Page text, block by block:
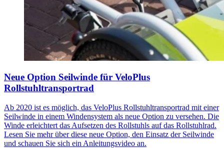
Neue Option Seilwinde für VeloPlus
Rollstuhltransportrad
Ab 2020 ist es möglich, das VeloPlus Rollstuhltransportrad mit einer
Seilwinde in einem Windensystem als neue Option zu versehen. Die
Winde erleichtert das Aufsetzen des Rollstuhls auf das Rollstuhlrad.
Lesen Sie mehr über diese neue Option, den Einsatz der Seilwinde
und schauen Sie sich ein Anleitungsvideo an.